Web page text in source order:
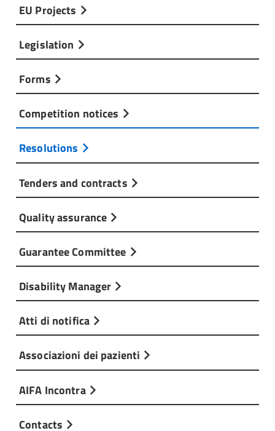
EU Projects
Legislation
Forms
Competition notices
Resolutions
Tenders and contracts
Quality assurance
Guarantee Committee
Disability Manager
Atti di notifica
Associazioni dei pazienti
AIFA Incontra
Contacts